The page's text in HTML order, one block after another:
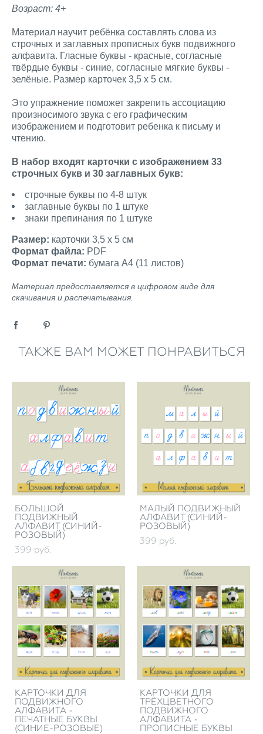
Возраст: 4+
Материал научит ребёнка составлять слова из
строчных и заглавных прописных букв подвижного
алфавита. Гласные буквы - красные, согласные
твёрдые буквы - синие, согласные мягкие буквы -
зелёные. Размер карточек 3,5 х 5 см.
Это упражнение поможет закрепить ассоциацию
произносимого звука с его графическим
изображением и подготовит ребенка к письму и
чтению.
В набор входят карточки с изображением 33
строчных букв и 30 заглавных букв:
строчные буквы по 4-8 штук
заглавные буквы по 1 штуке
знаки препинания по 1 штуке
Размер: карточки 3,5 х 5 см
Формат файла: PDF
Формат печати: бумага А4 (11 листов)
Материал предоставляется в цифровом виде для
скачивания и распечатывания.
ТАКЖЕ ВАМ МОЖЕТ ПОНРАВИТЬСЯ
БОЛЬШОЙ
ПОДВИЖНЫЙ
АЛФАВИТ (СИНИЙ-
РОЗОВЫЙ)
399 pуб.
МАЛЫЙ ПОДВИЖНЫЙ
АЛФАВИТ (СИНИЙ-
РОЗОВЫЙ)
399 pуб.
КАРТОЧКИ ДЛЯ
ПОДВИЖНОГО
АЛФАВИТА -
ПЕЧАТНЫЕ БУКВЫ
(СИНИЕ-РОЗОВЫЕ)
КАРТОЧКИ ДЛЯ
ТРЁХЦВЕТНОГО
ПОДВИЖНОГО
АЛФАВИТА -
ПРОПИСНЫЕ БУКВЫ